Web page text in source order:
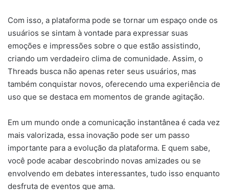
Com isso, a plataforma pode se tornar um espaço onde os
usuários se sintam à vontade para expressar suas
emoções e impressões sobre o que estão assistindo,
criando um verdadeiro clima de comunidade. Assim, o
Threads busca não apenas reter seus usuários, mas
também conquistar novos, oferecendo uma experiência de
uso que se destaca em momentos de grande agitação.
Em um mundo onde a comunicação instantânea é cada vez
mais valorizada, essa inovação pode ser um passo
importante para a evolução da plataforma. E quem sabe,
você pode acabar descobrindo novas amizades ou se
envolvendo em debates interessantes, tudo isso enquanto
desfruta de eventos que ama.